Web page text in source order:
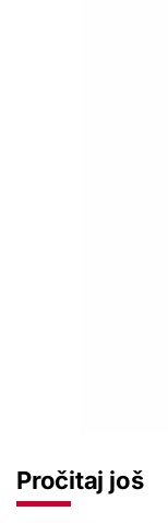
Pročitaj još